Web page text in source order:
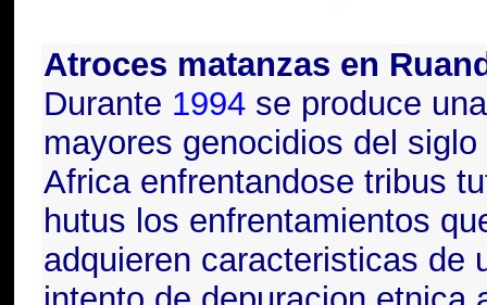
Atroces matanzas en
Durante 1994se produce
mayores genocidios del siglo
Africa enfrentandose tribus
hutus los enfrentamientos
adquieren caracteristicas de